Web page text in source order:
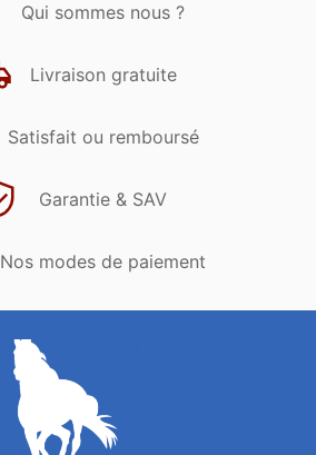
Qui sommes nous ?
Livraison gratuite
Satisfait ou remboursé
Garantie & SAV
Nos modes de paiement